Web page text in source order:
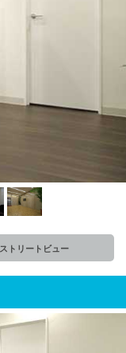
ストリートビュー